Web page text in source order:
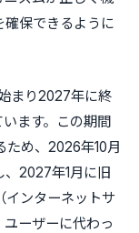
保できるように
まり2027年に終
ます。この期間
ため、2026年10月
2027年1月に旧
インターネットサ
ーザーに代わっ